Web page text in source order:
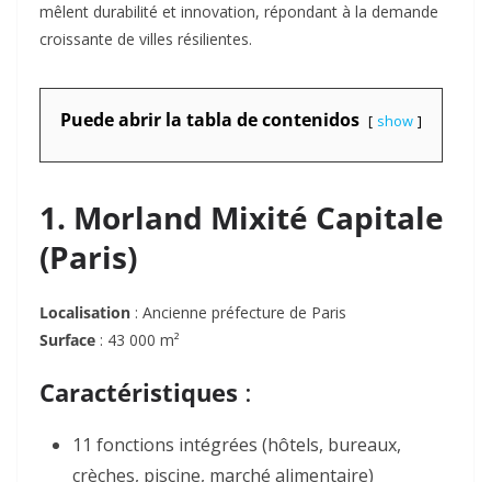
mêlent durabilité et innovation, répondant à la demande
croissante de villes résilientes.
Puede abrir la tabla de contenidos show
1. Morland Mixité Capitale
(Paris)
Localisation : Ancienne préfecture de Paris
Surface : 43 000 m²
Caractéristiques :
11 fonctions intégrées (hôtels, bureaux,
crèches, piscine, marché alimentaire)